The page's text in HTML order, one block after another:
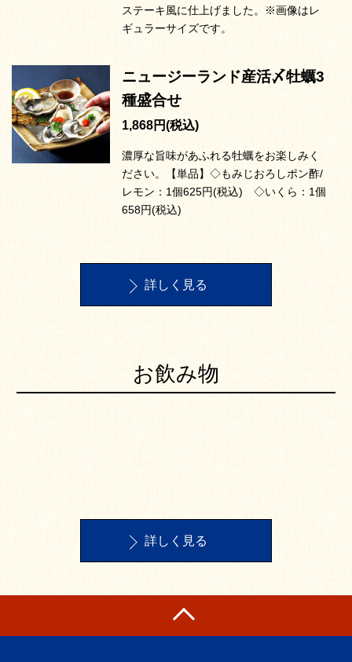
ステーキ風に仕上げました。※画像はレ
ギュラーサイズです。
ニュージーランド産活〆牡蠣3
種盛合せ
1,868円(税込)
濃厚な旨味があふれる牡蠣をお楽しみく
ださい。【単品】◇もみじおろしポン酢/
レモン：1個625円(税込) ◇いくら：1個
658円(税込)
詳しく見る
お飲み物
詳しく見る